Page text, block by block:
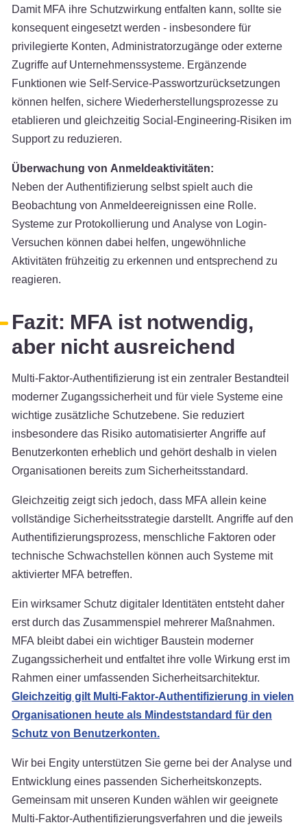
Damit MFA ihre Schutzwirkung entfalten kann, sollte sie
konsequent eingesetzt werden - insbesondere für
privilegierte Konten, Administratorzugänge oder externe
Zugriffe auf Unternehmenssysteme. Ergänzende
Funktionen wie Self-Service-Passwortzurücksetzungen
können helfen, sichere Wiederherstellungsprozesse zu
etablieren und gleichzeitig Social-Engineering-Risiken im
Support zu reduzieren.
Überwachung von Anmeldeaktivitäten:
Neben der Authentifizierung selbst spielt auch die
Beobachtung von Anmeldeereignissen eine Rolle.
Systeme zur Protokollierung und Analyse von Login-
Versuchen können dabei helfen, ungewöhnliche
Aktivitäten frühzeitig zu erkennen und entsprechend zu
reagieren.
Fazit: MFA ist notwendig,
aber nicht ausreichend
Multi-Faktor-Authentifizierung ist ein zentraler Bestandteil
moderner Zugangssicherheit und für viele Systeme eine
wichtige zusätzliche Schutzebene. Sie reduziert
insbesondere das Risiko automatisierter Angriffe auf
Benutzerkonten erheblich und gehört deshalb in vielen
Organisationen bereits zum Sicherheitsstandard.
Gleichzeitig zeigt sich jedoch, dass MFA allein keine
vollständige Sicherheitsstrategie darstellt. Angriffe auf den
Authentifizierungsprozess, menschliche Faktoren oder
technische Schwachstellen können auch Systeme mit
aktivierter MFA betreffen.
Ein wirksamer Schutz digitaler Identitäten entsteht daher
erst durch das Zusammenspiel mehrerer Maßnahmen.
MFA bleibt dabei ein wichtiger Baustein moderner
Zugangssicherheit und entfaltet ihre volle Wirkung erst im
Rahmen einer umfassenden Sicherheitsarchitektur.
Gleichzeitig gilt Multi-Faktor-Authentifizierung in vielen
Organisationen heute als Mindeststandard für den
Schutz von Benutzerkonten.
Wir bei Engity unterstützen Sie gerne bei der Analyse und
Entwicklung eines passenden Sicherheitskonzepts.
Gemeinsam mit unseren Kunden wählen wir geeignete
Multi-Faktor-Authentifizierungsverfahren und die jeweils